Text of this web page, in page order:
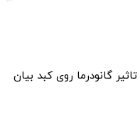
گانودرما روی کبد بیان